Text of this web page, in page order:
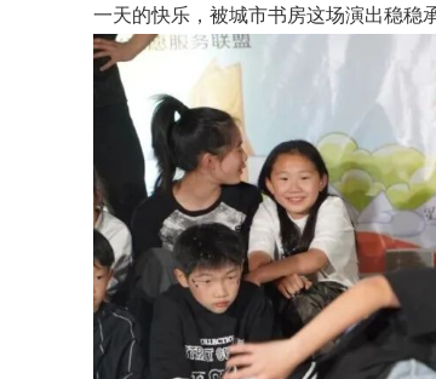
一天的快乐，被城市书房这场演出稳稳